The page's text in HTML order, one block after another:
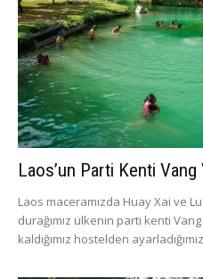
Laos’un Parti Kenti
Laos maceramızda Huay Xai ve
durağımız ülkenin parti kenti
kaldığımız hostelden